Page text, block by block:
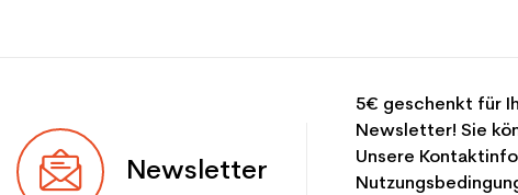
Newsletter
5€ geschenkt für
Newsletter! Sie
Unsere